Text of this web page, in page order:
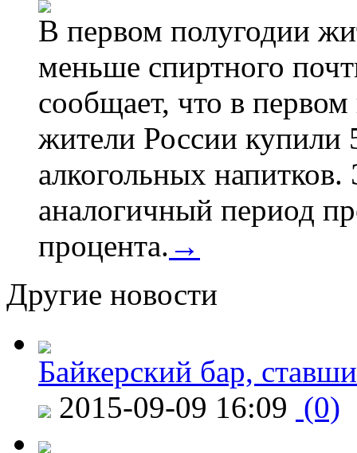
В первом полугодии
меньше спиртного
сообщает, что в
жители России купили
алкогольных
аналогичный период
процента. →
Другие новости
Байкерский бар,
2015-09-09 16:09 (0)